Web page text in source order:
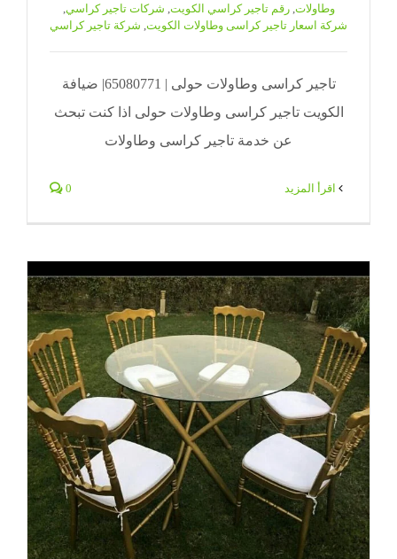
وطاولات,رقم تاجير كراسي الكويت, شركات تاجير كراسي,
شركة اسعار تاجير كراسى وطاولات الكويت, شركة تاجير كراسي
تاجير كراسى وطاولات حولى | 65080771| ضيافة
الكويت تاجير كراسى وطاولات حولى اذا كنت تبحث
عن خدمة تاجير كراسى وطاولات
0